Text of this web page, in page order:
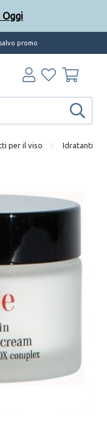
promo
per il viso Idratanti e